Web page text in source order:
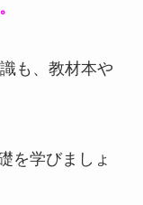
。
も、教材本や
を学びましょ